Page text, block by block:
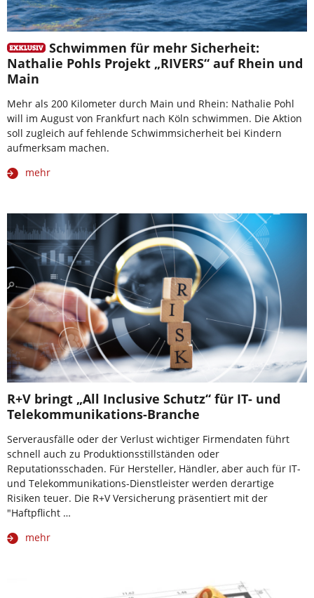
Schwimmen für mehr Sicherheit:
Nathalie Pohls Projekt „RIVERS“ auf Rhein und
Main
Mehr als 200 Kilometer durch Main und Rhein: Nathalie Pohl
will im August von Frankfurt nach Köln schwimmen. Die Aktion
soll zugleich auf fehlende Schwimmsicherheit bei Kindern
aufmerksam machen.
mehr
R+V bringt „All Inclusive Schutz“ für IT- und
Telekommunikations-Branche
Serverausfälle oder der Verlust wichtiger Firmendaten führt
schnell auch zu Produktionsstillständen oder
Reputationsschaden. Für Hersteller, Händler, aber auch für IT-
und Telekommunikations-Dienstleister werden derartige
Risiken teuer. Die R+V Versicherung präsentiert mit der
"Haftpflicht …
mehr